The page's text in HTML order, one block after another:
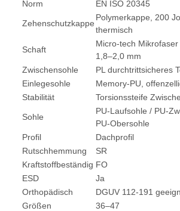
Norm EN ISO 20345
Zehenschutzkappe
Polymerkappe, 200
thermisch
Schaft
Micro-tech Mikrofaser
1,8–2,0 mm
Zwischensohle
PL durchtrittsicheres
Einlegesohle
Memory-PU,
Stabilität
Torsionssteife
Sohle
PU-Laufsohle / PU-
PU-Obersohle
Profil
Dachprofil
Rutschhemmung
SR
Kraftstoffbeständig FO
ESD
Ja
Orthopädisch
DGUV 112-191
Größen
36–47